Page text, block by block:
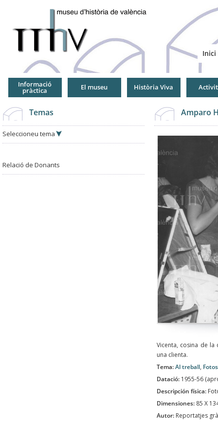
Inici
Informació
pràctica El museu Història Viva
Temas
Seleccioneu tema
Relació de Donants
Amparo
Vicenta, cosina de la
una clienta.
Tema:Al treball,
Datació: 1955-56
Descripción física:
Dimensiones: 85 X
Autor: Reportatjes